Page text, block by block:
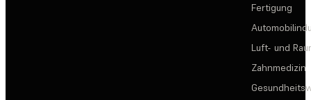
Fertigung
Luft- und
Zahnmedizin